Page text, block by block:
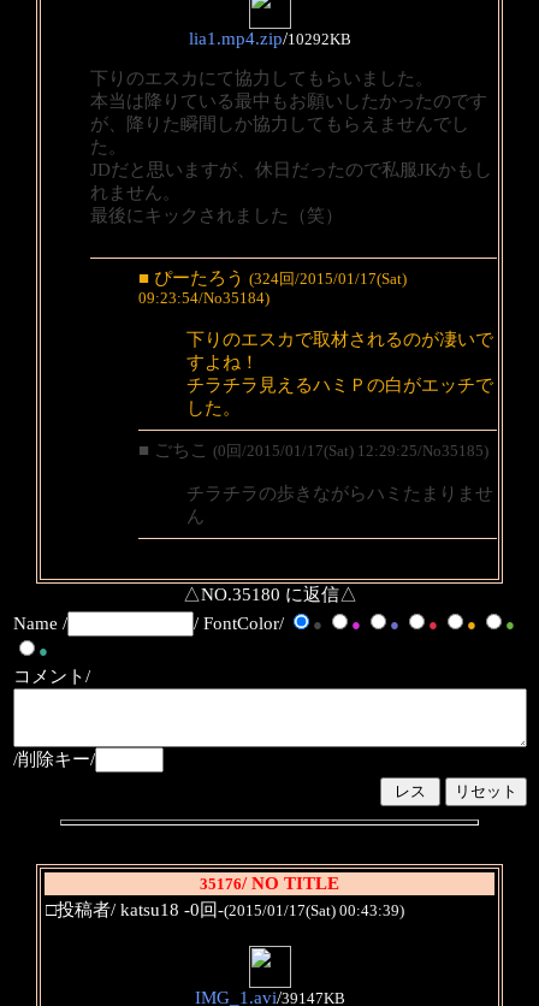
lia1.mp4.zip/10292KB
下りのエスカにて協力してもらいました。
本当は降りている最中もお願いしたかったのです
が、降りた瞬間しか協力してもらえませんでし
た。
JDだと思いますが、休日だったので私服JKかもし
れません。
最後にキックされました（笑）
■ ぴーたろう (324回/2015/01/17(Sat)
09:23:54/No35184)
下りのエスカで取材されるのが凄いで
すよね！
チラチラ見えるハミＰの白がエッチで
した。
■ ごちこ (0回/2015/01/17(Sat) 12:29:25/No35185)
チラチラの歩きながらハミたまりませ
ん
△NO.35180 に返信△
Name /
/ FontColor/ ● ● ● ● ●
●
●
コメント/
/削除キー/
35176/ NO TITLE
□投稿者/ katsu18 -0回-(2015/01/17(Sat) 00:43:39)
IMG_1.avi/39147KB